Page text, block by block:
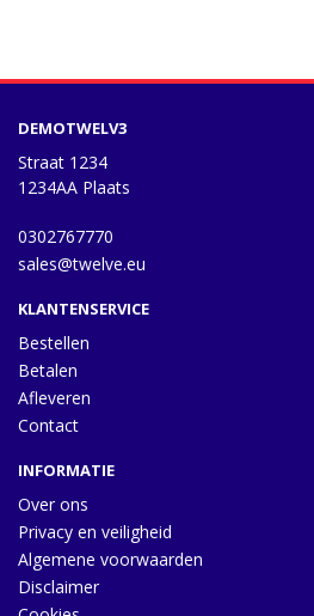
DEMOTWELV3
Straat 1234
1234AA Plaats
0302767770
sales@twelve.eu
KLANTENSERVICE
Bestellen
Betalen
Afleveren
Contact
INFORMATIE
Over ons
Privacy en veiligheid
Algemene voorwaarden
Disclaimer